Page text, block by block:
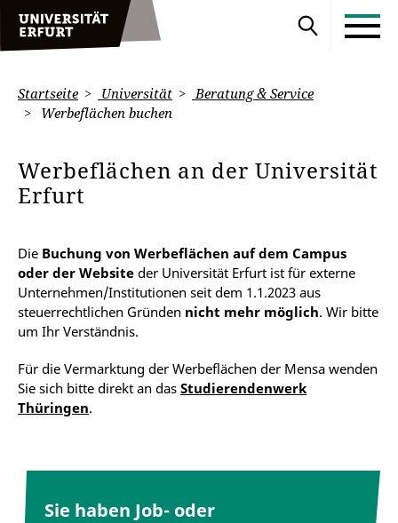
Startseite Universität
Beratung & Service
Werbeflächen buchen
Werbeflächen an der Universität
Erfurt
Die Buchung von Werbeflächen auf dem Campus
oder der Website der Universität Erfurt ist für externe
Unternehmen/Institutionen seit dem 1.1.2023 aus
steuerrechtlichen Gründen nicht mehr möglich. Wir bitte
um Ihr Verständnis.
Für die Vermarktung der Werbeflächen der Mensa wenden
Sie sich bitte direkt an das Studierendenwerk
Thüringen.
Sie haben Job- oder